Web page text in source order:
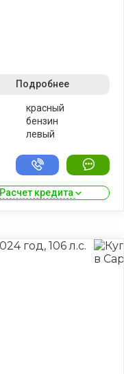
красный
бензин
левый
Подробнее
Расчет кредита